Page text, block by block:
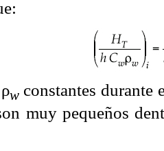
wconstantes durante
muy pequeños